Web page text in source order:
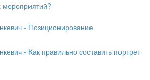
мероприятий?
- Позиционирование
- Как правильно составить портрет